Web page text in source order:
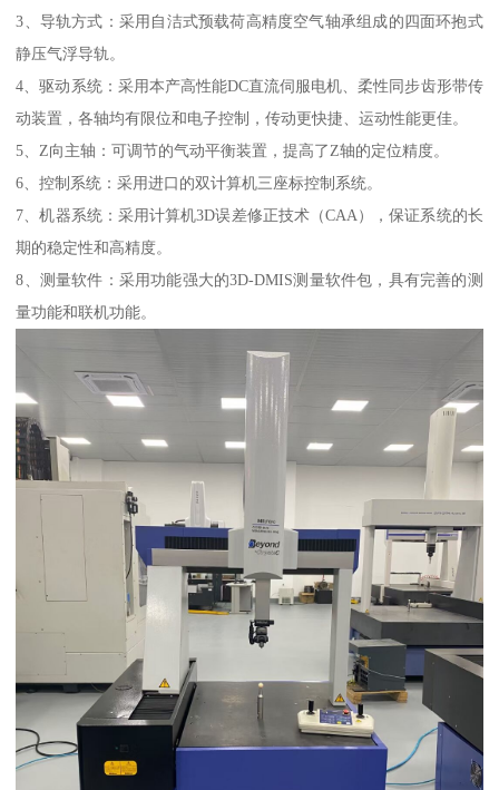
3、导轨方式：采用自洁式预载荷高精度空气轴承组成的四面环抱式
静压气浮导轨。
4、驱动系统：采用本产高性能DC直流伺服电机、柔性同步齿形带传
动装置，各轴均有限位和电子控制，传动更快捷、运动性能更佳。
5、Z向主轴：可调节的气动平衡装置，提高了Z轴的定位精度。
6、控制系统：采用进口的双计算机三座标控制系统。
7、机器系统：采用计算机3D误差修正技术（CAA），保证系统的长
期的稳定性和高精度。
8、测量软件：采用功能强大的3D-DMIS测量软件包，具有完善的测
量功能和联机功能。